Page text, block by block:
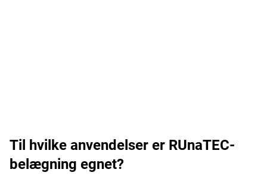
YouTube-videoer:YouTube er en
videoafspillertjeneste.
Til hvilke anvendelser er RUnaTEC-
belægning egnet?